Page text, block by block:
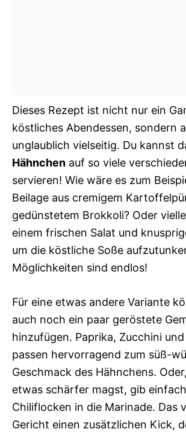
Dieses Rezept ist nicht nur ein
köstliches Abendessen, sondern
unglaublich vielseitig. Du kannst
Hähnchen auf so viele
servieren! Wie wäre es zum
Beilage aus cremigem
gedünstetem Brokkoli? Oder
einem frischen Salat und
um die köstliche Soße
Möglichkeiten sind endlos!
Für eine etwas andere Variante
auch noch ein paar geröstete
hinzufügen. Paprika, Zucchini
passen hervorragend zum süß-
Geschmack des Hähnchens.
etwas schärfer magst, gib
Chiliflocken in die Marinade. Das
Gericht einen zusätzlichen Kick,